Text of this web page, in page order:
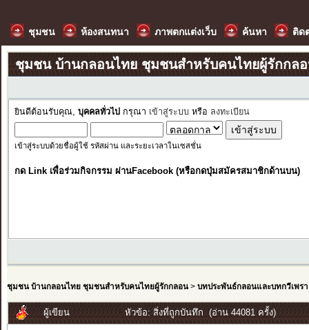
ชุมชน ห้องสนทนา ภาพตกแต่งเว็บ ค้นหา ติด
ชุมชน บ้านกลอนไทย ชุมชนสำหรับคนไทยผู้รักกล
ยินดีต้อนรับคุณ, บุคคลทั่วไป กรุณา เข้าสู่ระบบ หรือ ลงทะเบียน
เข้าสู่ระบบด้วยชื่อผู้ใช้ รหัสผ่าน และระยะเวลาในเซสชั่น
กด Link เพื่อร่วมกิจกรรม ผ่านFacebook (หรือกดปุ่มสมัครสมาชิกด้านบน)
ชุมชน บ้านกลอนไทย ชุมชนสำหรับคนไทยผู้รักกลอน> บทประพันธ์กลอนและบทกวีเพรา
ผู้เขียน หัวข้อ: สิ่งที่ถูกบันทึก (อ่าน 44081 ครั้ง)